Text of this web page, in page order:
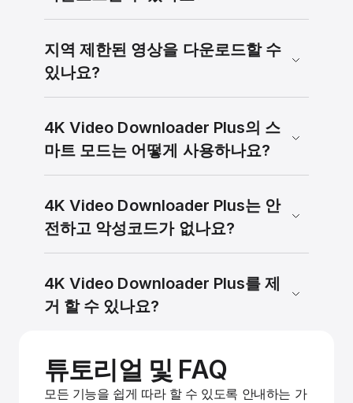
지역 제한된 영상을 다운로드할 수
있나요?
4K Video Downloader Plus의 스
마트 모드는 어떻게 사용하나요?
4K Video Downloader Plus는 안
전하고 악성코드가 없나요?
4K Video Downloader Plus를 제
거 할 수 있나요?
튜토리얼 및 FAQ
모든 기능을 쉽게 따라 할 수 있도록 안내하는 가